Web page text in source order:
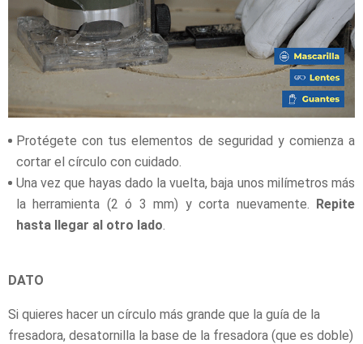
Protégete con tus elementos de seguridad y comienza a
cortar el círculo con cuidado.
Una vez que hayas dado la vuelta, baja unos milímetros más
la herramienta (2 ó 3 mm) y corta nuevamente. Repite
hasta llegar al otro lado.
DATO
Si quieres hacer un círculo más grande que la guía de la
fresadora, desatornilla la base de la fresadora (que es doble)